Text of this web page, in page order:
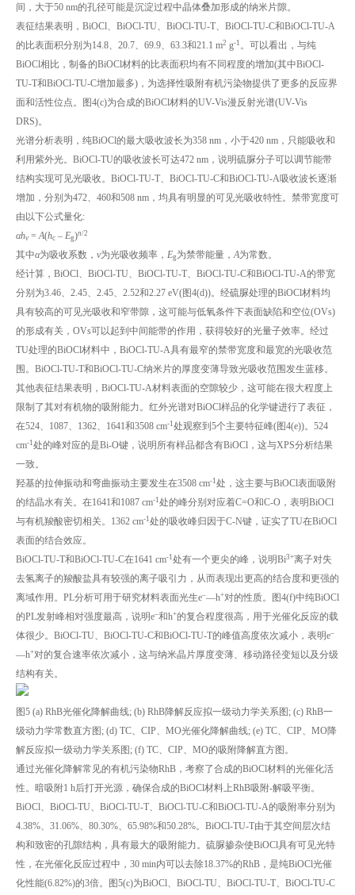
间，大于50 nm的孔径可能是沉淀过程中晶体叠加形成的纳米片隙。
表征结果表明，BiOCl、BiOCl-TU、BiOCl-TU-T、BiOCl-TU-C和BiOCl-TU-A
的比表面积分别为14.8、20.7、69.9、63.3和21.1 m2 g-1 。可以看出，与纯
BiOCl相比，制备的BiOCl材料的比表面积均有不同程度的增加(其中BiOCl-
TU-T和BiOCl-TU-C增加最多)，为选择性吸附有机污染物提供了更多的反应界
面和活性位点。图4(c)为合成的BiOCl材料的UV-Vis漫反射光谱(UV-Vis
DRS)。
光谱分析表明，纯BiOCl的最大吸收波长为358 nm，小于420 nm，只能吸收和
利用紫外光。BiOCl-TU的吸收波长可达472 nm，说明硫脲分子可以调节能带
结构实现可见光吸收。BiOCl-TU-T、BiOCl-TU-C和BiOCl-TU-A吸收波长逐渐
增加，分别为472、460和508 nm，均具有明显的可见光吸收特性。禁带宽度可
由以下公式量化:
αhv =A(hc – Eg)n/2
其中α为吸收系数， ν为光吸收频率， Eg 为禁带能量，A为常数。
经计算，BiOCl、BiOCl-TU、BiOCl-TU-T、BiOCl-TU-C和BiOCl-TU-A的带宽
分别为3.46、2.45、2.45、2.52和2.27 eV(图4(d))。经硫脲处理的BiOCl材料均
具有较高的可见光吸收和窄带隙，这可能与低氧条件下表面缺陷和空位(OVs)
的形成有关，OVs可以起到中间能带的作用，获得较好的光量子效率。经过
TU处理的BiOCl材料中，BiOCl-TU-A具有最窄的禁带宽度和最宽的光吸收范
围。BiOCl-TU-T和BiOCl-TU-C纳米片的厚度变薄导致光吸收范围发生蓝移。
其他表征结果表明，BiOCl-TU-A材料表面的空隙较少，这可能在很大程度上
限制了其对有机物的吸附能力。红外光谱对BiOCl样品的化学键进行了表征，
在524、1087、1362、1641和3508 cm-1 处观察到5个主要特征峰(图4(e))。524
cm-1 处的峰对应的是Bi-O键，说明所有样品都含有BiOCl，这与XPS分析结果
一致。
羟基的拉伸振动和弯曲振动主要发生在3508 cm-1 处，这主要与BiOCl表面吸附
的结晶水有关。在1641和1087 cm-1 处的峰分别对应着C=O和C-O，表明BiOCl
与有机羧酸密切相关。1362 cm-1 处的吸收峰归因于C-N键，证实了TU在BiOCl
表面的结合效应。
BiOCl-TU-T和BiOCl-TU-C在1641 cm-1 处有一个更尖的峰，说明Bi3+离子对失
去氢离子的羧酸盐具有较强的离子吸引力，从而表现出更高的结合度和更强的
离域作用。PL分析可用于研究材料表面光生e–—h+对的性质。图4(f)中纯BiOCl
的PL发射峰相对强度最高，说明e–和h+的复合程度很高，用于光催化反应的载
体很少。BiOCl-TU、BiOCl-TU-C和BiOCl-TU-T的峰值高度依次减小，表明e–
—h+对的复合速率依次减小，这与纳米晶片厚度变薄、移动路径变短以及分级
结构有关。
图5 (a) RhB光催化降解曲线; (b) RhB降解反应拟一级动力学关系图; (c) RhB一
级动力学常数直方图; (d) TC、CIP、MO光催化降解曲线; (e) TC、CIP、MO降
解反应拟一级动力学关系图; (f) TC、CIP、MO的吸附降解直方图。
通过光催化降解常见的有机污染物RhB，考察了合成的BiOCl材料的光催化活
性。暗吸附1 h后打开光源，确保合成的BiOCl材料上RhB吸附-解吸平衡。
BiOCl、BiOCl-TU、BiOCl-TU-T、BiOCl-TU-C和BiOCl-TU-A的吸附率分别为
4.38%、31.06%、80.30%、65.98%和50.28%。BiOCl-TU-T由于其空间层次结
构和致密的孔隙结构，具有最大的吸附能力。硫脲掺杂使BiOCl具有可见光特
性，在光催化反应过程中，30 min内可以去除18.37%的RhB，是纯BiOCl光催
化性能(6.82%)的3倍。图5(c)为BiOCl、BiOCl-TU、BiOCl-TU-T、BiOCl-TU-C